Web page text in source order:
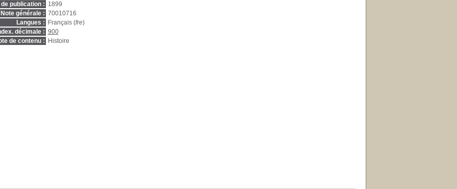
publication : 1899
Note générale : 70010716
Langues :
Français (fre)
décimale : 900
de contenu :
Histoire